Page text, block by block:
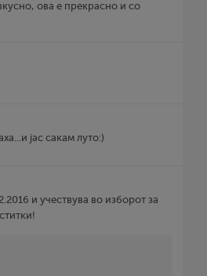
ова е прекрасно и со
јас сакам луто:)
и учествува во изборот за